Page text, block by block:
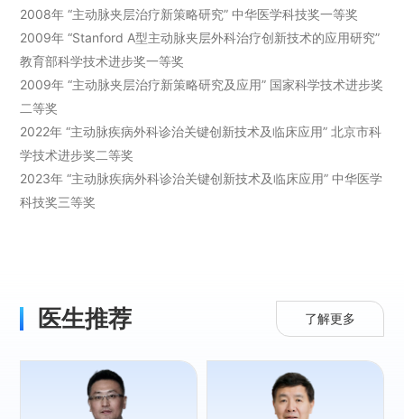
2008年 “主动脉夹层治疗新策略研究”中华医学科技奖一等奖
2009年 “Stanford A型主动脉夹层外科治疗创新技术的应用研究”
教育部科学技术进步奖一等奖
2009年 “主动脉夹层治疗新策略研究及应用” 国家科学技术进步奖
二等奖
2022年 “主动脉疾病外科诊治关键创新技术及临床应用”北京市科
学技术进步奖二等奖
2023年 “主动脉疾病外科诊治关键创新技术及临床应用” 中华医学
科技奖三等奖
医生推荐 了解更多